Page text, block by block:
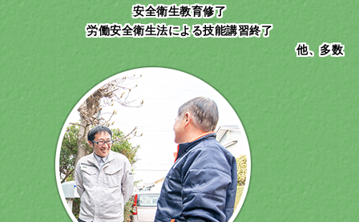
安全衛生教育修了
労働安全衛生法による技能講習終了
他、多数